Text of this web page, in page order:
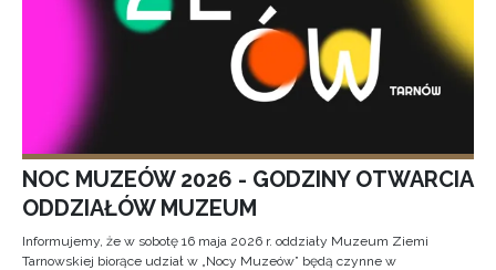
NOC MUZEÓW 2026 - GODZINY OTWARCIA
ODDZIAŁÓW MUZEUM
Informujemy, że w sobotę 16 maja 2026 r. oddziały Muzeum Ziemi
Tarnowskiej biorące udział w „Nocy Muzeów” będą czynne w